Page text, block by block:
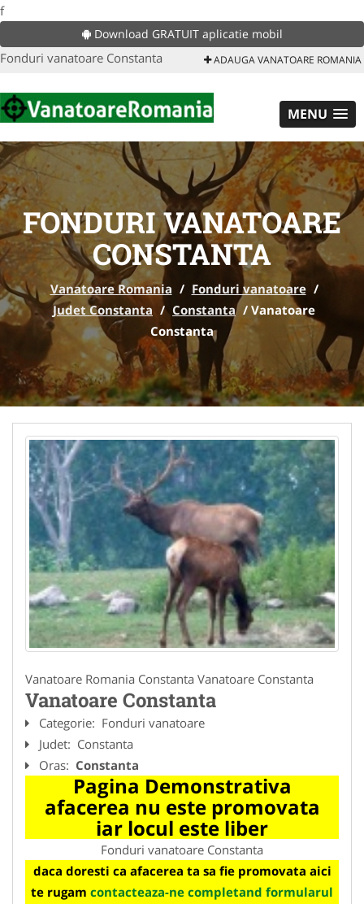
f
Download GRATUIT aplicatie mobil
Fonduri vanatoare Constanta ADAUGA VANATOARE ROMANIA
MENU
FONDURI VANATOARE
CONSTANTA
Vanatoare Romania / Fonduri vanatoare /
Judet Constanta / Constanta / Vanatoare
Constanta
Vanatoare Romania Constanta Vanatoare Constanta
Vanatoare Constanta
Categorie: Fonduri vanatoare
Judet: Constanta
Oras: Constanta
Pagina Demonstrativa
afacerea nu este promovata
iar locul este liber
Fonduri vanatoare Constanta
daca doresti ca afacerea ta sa fie promovata aici
te rugam contacteaza-ne completand formularul